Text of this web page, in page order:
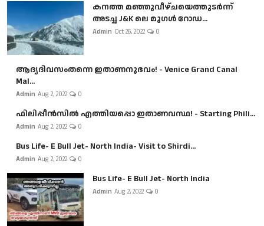
കനത്ത മഞ്ഞുവീഴ്ചയെത്തുടർന്ന്
അടച്ച J&K ലെ മുഗൾ റോഡ...
Admin Oct 26, 2022 0
ആദ്യദിവസംതന്നെ ഇതാണനുഭവം! - Venice Grand Canal
Mal...
Admin Aug 2, 2022 0
ഫിലിപ്പീൻസിൽ എത്തിയപ്പൊ ഇതാണവസ്ഥ! - Starting Phili...
Admin Aug 2, 2022 0
Bus Life- E Bull Jet- North India- Visit to Shirdi...
Admin Aug 2, 2022 0
Bus Life- E Bull Jet- North India
Admin Aug 2, 2022 0